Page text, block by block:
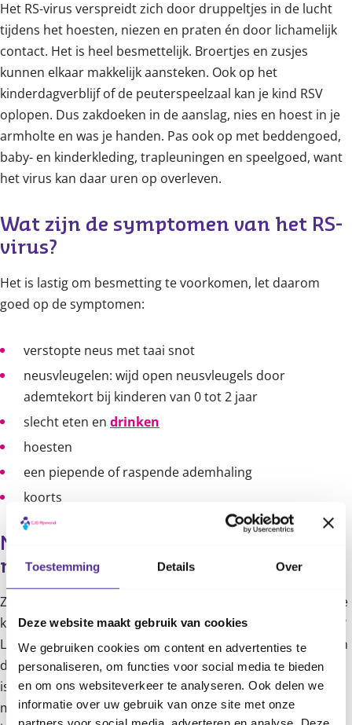
Toestemming Details Over
Deze website maakt gebruik van cookies
We gebruiken cookies om content en advertenties te
personaliseren, om functies voor social media te bieden
en om ons websiteverkeer te analyseren. Ook delen we
informatie over uw gebruik van onze site met onze
Het RS-virus verspreidt zich door druppeltjes in de lucht
tijdens het hoesten, niezen en praten én door lichamelijk
contact. Het is heel besmettelijk. Broertjes en zusjes
kunnen elkaar makkelijk aansteken. Ook op het
kinderdagverblijf of de peuterspeelzaal kan je kind RSV
oplopen. Dus zakdoeken in de aanslag, nies en hoest in je
armholte en was je handen. Pas ook op met beddengoed,
baby- en kinderkleding, trapleuningen en speelgoed, want
het virus kan daar uren op overleven.
Wat zijn de symptomen van het RS-
virus?
Het is lastig om besmetting te voorkomen, let daarom
goed op de symptomen:
verstopte neus met taai snot
neusvleugelen: wijd open neusvleugels door
ademtekort bij kinderen van 0 tot 2 jaar
slecht eten en drinken
hoesten
een piepende of raspende ademhaling
koorts
Mijn kind heeft het RS-virus. Wat
moet ik doen?
Zorg dat je kind voldoende drinkt. En voldoende rust: leg je
kind te slapen als het moe is. Wil hij bij jou in de buurt zijn?
Laat hem dan in de kinderwagen of in een campingbedje in
de woonkamer slapen. Laat ziekenbezoek achterwege, dat
is veel te druk. Bij keelpijn kan een lepeltje honing of thee
met honing verzachtend werken. Let wel op: kinderen